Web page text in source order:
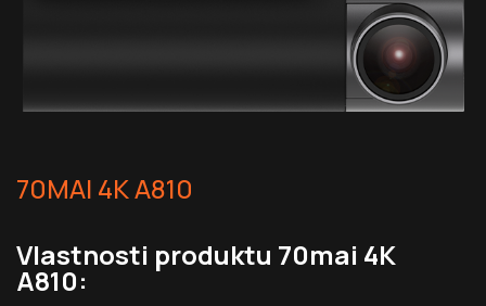
70MAI 4K A810
Vlastnosti produktu 70mai 4K
A810: